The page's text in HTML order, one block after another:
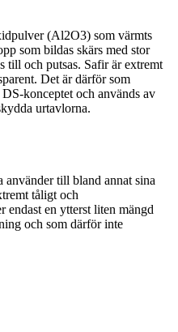
(Al2O3) som värmts
som bildas skärs med stor
till och putsas. Safir är extremt
Det är därför som
konceptet och används av
urtavlorna.
till bland annat sina
tåligt och
endast en ytterst liten mängd
och som därför inte